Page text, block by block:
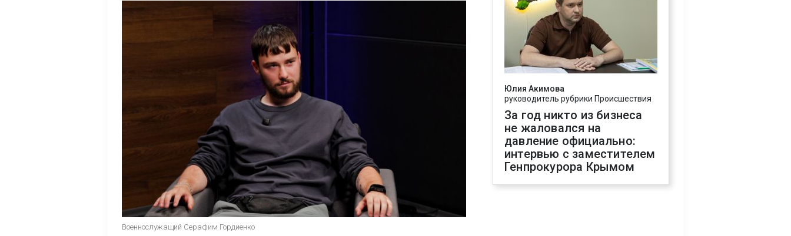
Военнослужащий Серафим Гордиенко
Юлия Акимова
руководитель рубрики Происшествия
За год никто из бизнеса
не жаловался на
давление официально:
интервью с заместителем
Генпрокурора Крымом